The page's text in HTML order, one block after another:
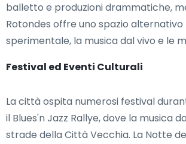
balletto e produzioni drammatiche,
Rotondes offre uno spazio
sperimentale, la musica dal vivo e le
Festival ed Eventi Culturali
La città ospita numerosi festival
il Blues'n Jazz Rallye, dove la musica
strade della Città Vecchia. La Notte